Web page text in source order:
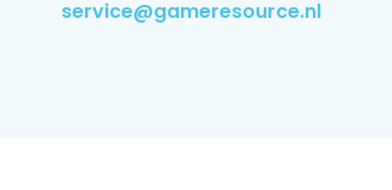
service@gameresource.nl